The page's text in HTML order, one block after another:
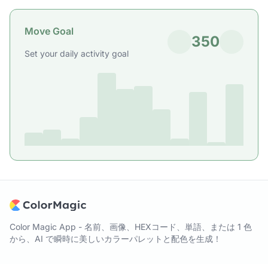
Move Goal
Set your daily activity goal
350
Color Magic App - 名前、画像、HEXコード、単語、または 1 色
から、AI で瞬時に美しいカラーパレットと配色を生成！